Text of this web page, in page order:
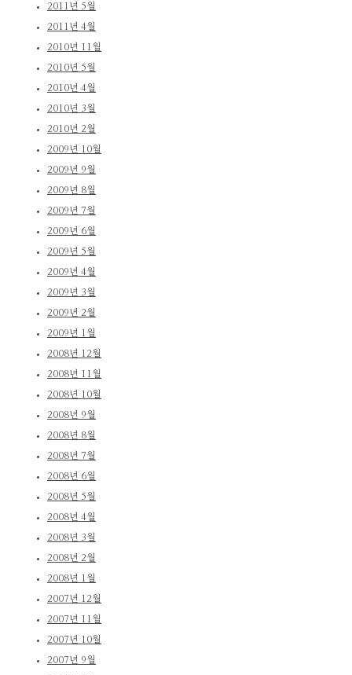
2011년 5월
2011년 4월
2010년 11월
2010년 5월
2010년 4월
2010년 3월
2010년 2월
2009년 10월
2009년 9월
2009년 8월
2009년 7월
2009년 6월
2009년 5월
2009년 4월
2009년 3월
2009년 2월
2009년 1월
2008년 12월
2008년 11월
2008년 10월
2008년 9월
2008년 8월
2008년 7월
2008년 6월
2008년 5월
2008년 4월
2008년 3월
2008년 2월
2008년 1월
2007년 12월
2007년 11월
2007년 10월
2007년 9월